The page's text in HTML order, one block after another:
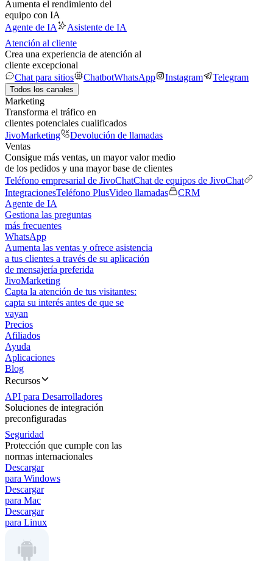
Aumenta el rendimiento del
equipo con IA
Agente de IA
Asistente de IA
Atención al cliente
Crea una experiencia de atención al
cliente excepcional
Chat para sitios
ChatbotWhatsApp Instagram Telegram
Todos los canales
Marketing
Transforma el tráfico en
clientes potenciales cualificados
JivoMarketing
Devolución de llamadas
Ventas
Consigue más ventas, un mayor valor medio
de los pedidos y una mayor base de clientes
Teléfono empresarial de JivoChatChat de equipos de JivoChat
IntegracionesTeléfono PlusVideo llamadas
CRM
Agente de IA
Gestiona las preguntas
más frecuentes
WhatsApp
Aumenta las ventas y ofrece asistencia
a tus clientes a través de su aplicación
de mensajería preferida
JivoMarketing
Capta la atención de tus visitantes:
capta su interés antes de que se
vayan
Precios
Afiliados
Ayuda
Aplicaciones
Blog
Recursos
API para Desarrolladores
Soluciones de integración
preconfiguradas
Seguridad
Protección que cumple con las
normas internacionales
Descargar
para Windows
Descargar
para Mac
Descargar
para Linux